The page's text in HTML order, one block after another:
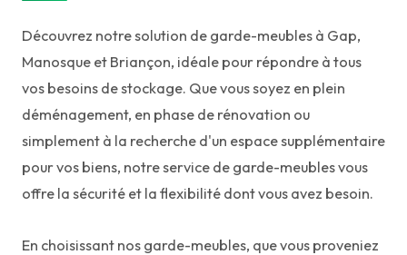
Découvrez notre solution de garde-meubles à Gap,
Manosque et Briançon, idéale pour répondre à tous
vos besoins de stockage. Que vous soyez en plein
déménagement, en phase de rénovation ou
simplement à la recherche d'un espace supplémentaire
pour vos biens, notre service de garde-meubles vous
offre la sécurité et la flexibilité dont vous avez besoin.
En choisissant nos garde-meubles, que vous proveniez